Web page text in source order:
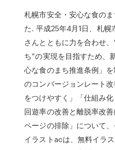
札幌市安全・安心な食の
た. 平成25年4月1日、札
さんとともに力を合わせ
ち”の実現を目指すため、
心な食のまち推進条例」
のコンバージョンレート
をつけやすく」「仕組み
回遊率の改善と離脱率改
ページの排除」について、
イラストacは、無料イラ